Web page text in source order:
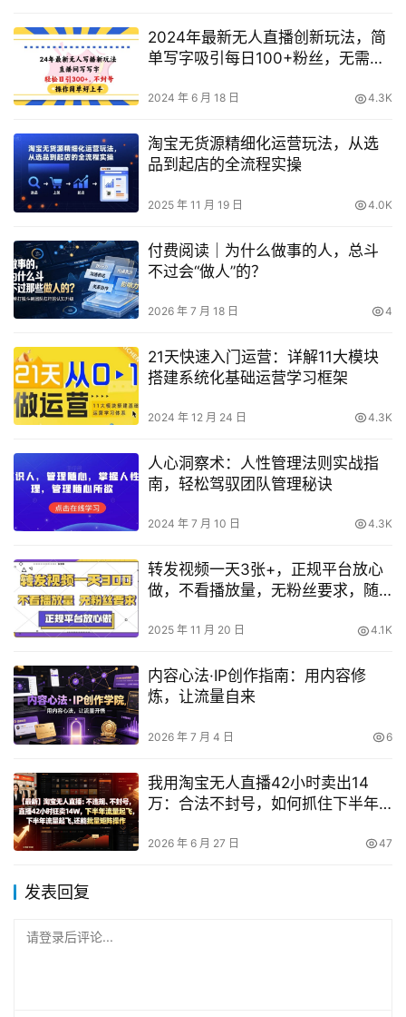
2024年最新无人直播创新玩法，简
单写字吸引每日100+粉丝，无需封
2024 年 6 月 18 日 4.3K
淘宝无货源精细化运营玩法，从选
品到起店的全流程实操
2025 年 11 月 19 日 4.0K
付费阅读｜为什么做事的人，总斗
不过会“做人”的？
2026 年 7 月 18 日 4
21天快速入门运营：详解11大模块
搭建系统化基础运营学习框架
2024 年 12 月 24 日 4.3K
人心洞察术：人性管理法则实战指
南，轻松驾驭团队管理秘诀
2024 年 7 月 10 日 4.3K
转发视频一天3张+，正规平台放心
做，不看播放量，无粉丝要求，随
2025 年 11 月 20 日 4.1K
内容心法·IP创作指南：用内容修
炼，让流量自来
2026 年 7 月 4 日 6
我用淘宝无人直播42小时卖出14
万：合法不封号，如何抓住下半年
2026 年 6 月 27 日 47
发表回复
请登录后评论...